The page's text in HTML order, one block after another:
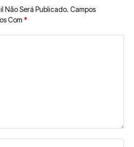
Não Será Publicado. Campos
Com *